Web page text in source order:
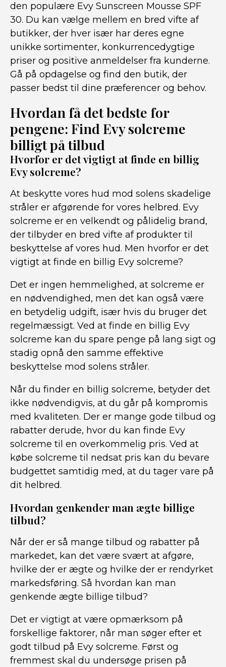
den populære Evy Sunscreen Mousse SPF
30. Du kan vælge mellem en bred vifte af
butikker, der hver især har deres egne
unikke sortimenter, konkurrencedygtige
priser og positive anmeldelser fra kunderne.
Gå på opdagelse og find den butik, der
passer bedst til dine præferencer og behov.
Hvordan få det bedste for
pengene: Find Evy solcreme
billigt på tilbud
Hvorfor er det vigtigt at finde en billig
Evy solcreme?
At beskytte vores hud mod solens skadelige
stråler er afgørende for vores helbred. Evy
solcreme er en velkendt og pålidelig brand,
der tilbyder en bred vifte af produkter til
beskyttelse af vores hud. Men hvorfor er det
vigtigt at finde en billig Evy solcreme?
Det er ingen hemmelighed, at solcreme er
en nødvendighed, men det kan også være
en betydelig udgift, især hvis du bruger det
regelmæssigt. Ved at finde en billig Evy
solcreme kan du spare penge på lang sigt og
stadig opnå den samme effektive
beskyttelse mod solens stråler.
Når du finder en billig solcreme, betyder det
ikke nødvendigvis, at du går på kompromis
med kvaliteten. Der er mange gode tilbud og
rabatter derude, hvor du kan finde Evy
solcreme til en overkommelig pris. Ved at
købe solcreme til nedsat pris kan du bevare
budgettet samtidig med, at du tager vare på
dit helbred.
Hvordan genkender man ægte billige
tilbud?
Når der er så mange tilbud og rabatter på
markedet, kan det være svært at afgøre,
hvilke der er ægte og hvilke der er rendyrket
markedsføring. Så hvordan kan man
genkende ægte billige tilbud?
Det er vigtigt at være opmærksom på
forskellige faktorer, når man søger efter et
godt tilbud på Evy solcreme. Først og
fremmest skal du undersøge prisen på